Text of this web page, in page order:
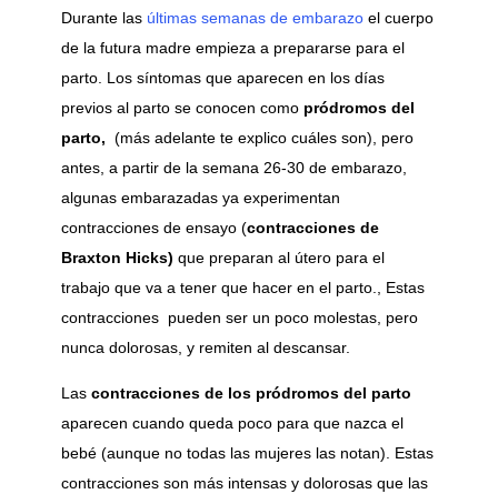
Durante lasúltimas semanas de embarazoel cuerpo
de la futura madre empieza a prepararse para el
parto. Los síntomas que aparecen en los días
previos al parto se conocen como pródromos del
parto, (más adelante te explico cuáles son), pero
antes, a partir de la semana 26-30 de embarazo,
algunas embarazadas ya experimentan
contracciones de ensayo (contracciones de
Braxton Hicks) que preparan al útero para el
trabajo que va a tener que hacer en el parto., Estas
contracciones pueden ser un poco molestas, pero
nunca dolorosas, y remiten al descansar.
Las contracciones de los pródromos del parto
aparecen cuando queda poco para que nazca el
bebé (aunque no todas las mujeres las notan). Estas
contracciones son más intensas y dolorosas que las